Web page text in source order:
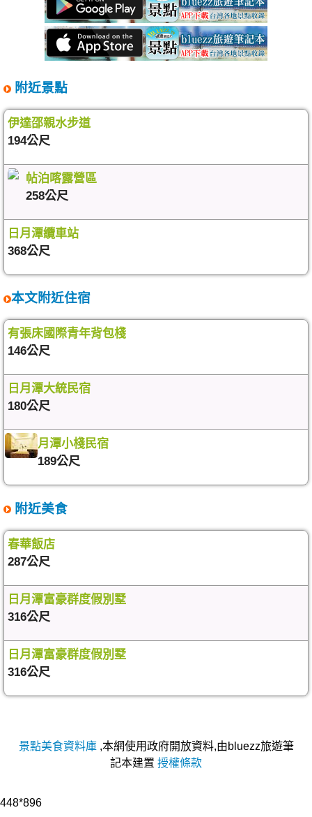
附近景點
伊達邵親水步道
194公尺
帖泊喀露營區
258公尺
日月潭纜車站
368公尺
本文附近住宿
有張床國際青年背包棧
146公尺
日月潭大統民宿
180公尺
月潭小棧民宿
189公尺
附近美食
春華飯店
287公尺
日月潭富豪群度假別墅
316公尺
日月潭富豪群度假別墅
316公尺
景點美食資料庫,本網使用政府開放資料,由bluezz旅遊筆
記本建置 授權條款
448*896